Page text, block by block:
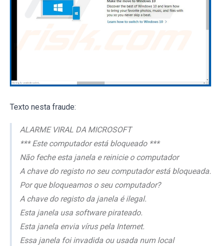
Texto nesta fraude:
ALARME VIRAL DA MICROSOFT
*** Este computador está bloqueado ***
Não feche esta janela e reinicie o computador
A chave do registo no seu computador está bloqueada.
Por que bloqueamos o seu computador?
A chave do registo da janela é ilegal.
Esta janela usa software pirateado.
Esta janela envia vírus pela Internet.
Essa janela foi invadida ou usada num local